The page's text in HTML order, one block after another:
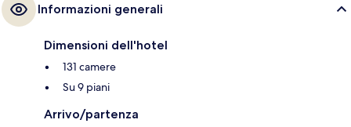
Informazioni generali
Dimensioni dell'hotel
131 camere
Su 9 piani
Arrivo/partenza